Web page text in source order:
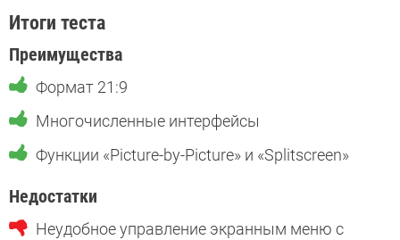
Итоги теста
Преимущества
Формат 21:9
Многочисленные интерфейсы
Функции «Picture-by-Picture» и «Splitscreen»
Недостатки
Неудобное управление экранным меню с